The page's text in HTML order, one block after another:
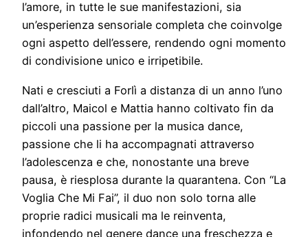
l’amore, in tutte le sue manifestazioni, sia
un’esperienza sensoriale completa che coinvolge
ogni aspetto dell’essere, rendendo ogni momento
di condivisione unico e irripetibile.
Nati e cresciuti a Forlì a distanza di un anno l’uno
dall’altro, Maicol e Mattia hanno coltivato fin da
piccoli una passione per la musica dance,
passione che li ha accompagnati attraverso
l’adolescenza e che, nonostante una breve
pausa, è riesplosa durante la quarantena. Con “La
Voglia Che Mi Fai”, il duo non solo torna alle
proprie radici musicali ma le reinventa,
infondendo nel genere dance una freschezza e